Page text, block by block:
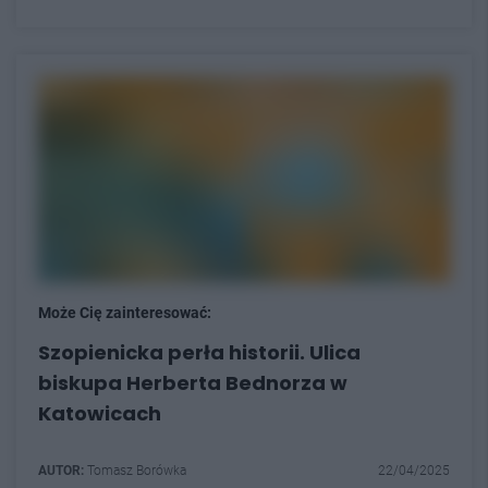
Może Cię zainteresować:
Szopienicka perła historii. Ulica
biskupa Herberta Bednorza w
Katowicach
AUTOR: Tomasz Borówka 22/04/2025